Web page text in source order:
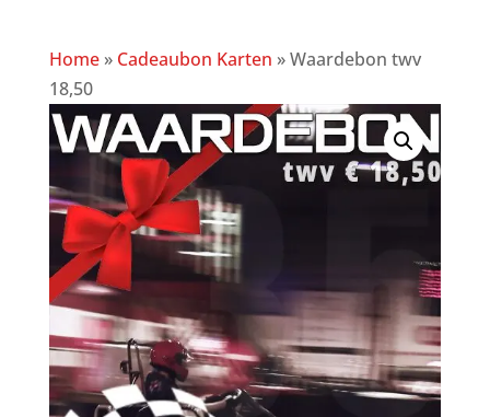
Home» Cadeaubon Karten »Waardebon twv
18,50